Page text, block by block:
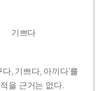
기쁘다
, 기쁘다, 아끼다’를
을 근거는 없다.